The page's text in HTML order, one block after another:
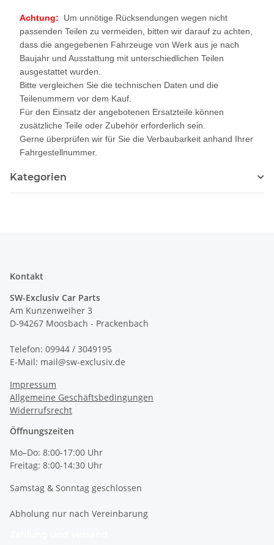
Achtung: Um unnötige Rücksendungen wegen nicht
passenden Teilen zu vermeiden, bitten wir darauf zu achten,
dass die angegebenen Fahrzeuge von Werk aus je nach
Baujahr und Ausstattung mit unterschiedlichen Teilen
ausgestattet wurden.
Bitte vergleichen Sie die technischen Daten und die
Teilenummern vor dem Kauf.
Für den Einsatz der angebotenen Ersatzteile können
zusätzliche Teile oder Zubehör erforderlich sein.
Gerne überprüfen wir für Sie die Verbaubarkeit anhand Ihrer
Fahrgestellnummer.
Kategorien
Kontakt
SW-Exclusiv Car Parts
Am Kunzenweiher 3
D-94267 Moosbach - Prackenbach
Telefon: 09944 / 3049195
E-Mail: mail@sw-exclusiv.de
Impressum
Allgemeine Geschäftsbedingungen
Widerrufsrecht
Öffnungszeiten
Mo–Do: 8:00-17:00 Uhr
Freitag: 8:00-14:30 Uhr
Samstag & Sonntag geschlossen
Abholung nur nach Vereinbarung